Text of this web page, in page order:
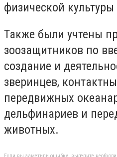
физической культуры
Также были учтены
зоозащитников по
создание и
зверинцев,
передвижных
дельфинариев и
животных.